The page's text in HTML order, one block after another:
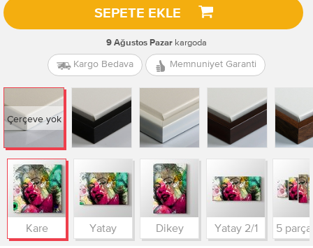
SEPETE EKLE
9 Ağustos Pazar kargoda
Kargo Bedava Memnuniyet Garanti
Çerçeve yok
Kare Yatay Dikey Yatay 2/1